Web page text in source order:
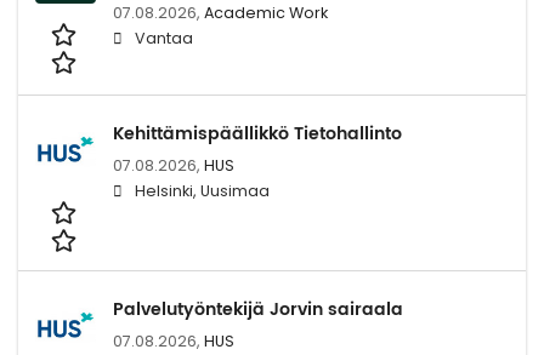
07.08.2026, Academic Work
Vantaa
Kehittämispäällikkö Tietohallinto
07.08.2026, HUS
Helsinki, Uusimaa
Palvelutyöntekijä Jorvin sairaala
07.08.2026, HUS